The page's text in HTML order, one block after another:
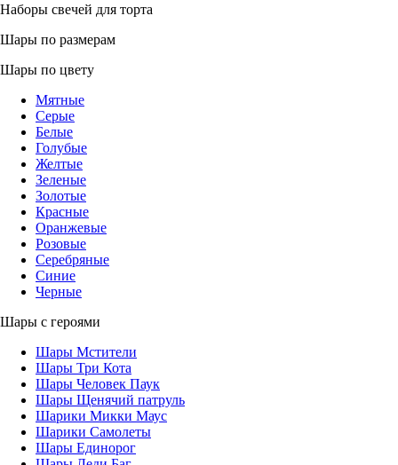
Наборы свечей для торта
Шары по размерам
Шары по цвету
Мятные
Серые
Белые
Голубые
Желтые
Зеленые
Золотые
Красные
Оранжевые
Розовые
Серебряные
Синие
Черные
Шары с героями
Шары Мстители
Шары Три Кота
Шары Человек Паук
Шары Щенячий патруль
Шарики Микки Маус
Шарики Самолеты
Шары Единорог